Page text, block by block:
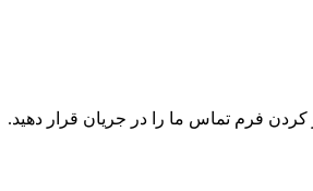
کردن فرم تماس ما را در جریان قرار دهید.